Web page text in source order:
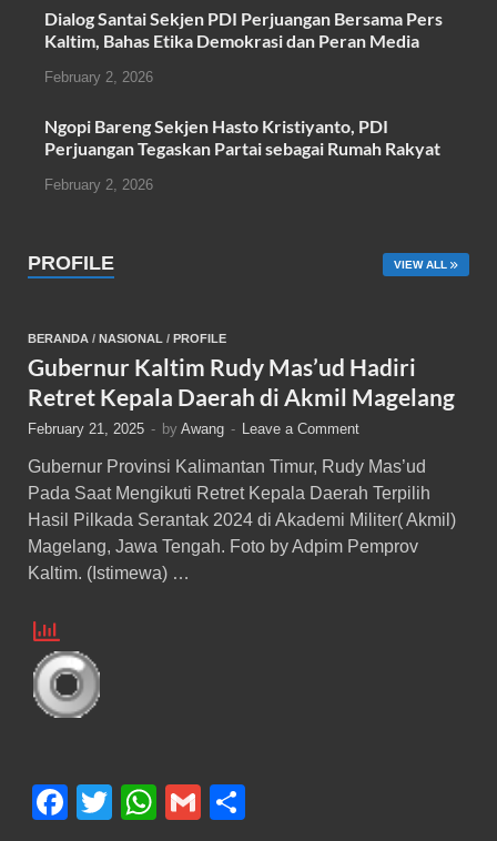
Dialog Santai Sekjen PDI Perjuangan Bersama Pers
Kaltim, Bahas Etika Demokrasi dan Peran Media
February 2, 2026
Ngopi Bareng Sekjen Hasto Kristiyanto, PDI
Perjuangan Tegaskan Partai sebagai Rumah Rakyat
February 2, 2026
PROFILE VIEW ALL
BERANDA / NASIONAL / PROFILE
Gubernur Kaltim Rudy Mas’ud Hadiri
Retret Kepala Daerah di Akmil Magelang
February 21, 2025 - by Awang - Leave a Comment
Gubernur Provinsi Kalimantan Timur, Rudy Mas’ud
Pada Saat Mengikuti Retret Kepala Daerah Terpilih
Hasil Pilkada Serantak 2024 di Akademi Militer( Akmil)
Magelang, Jawa Tengah. Foto by Adpim Pemprov
Kaltim. (Istimewa) …
F
T
W
G